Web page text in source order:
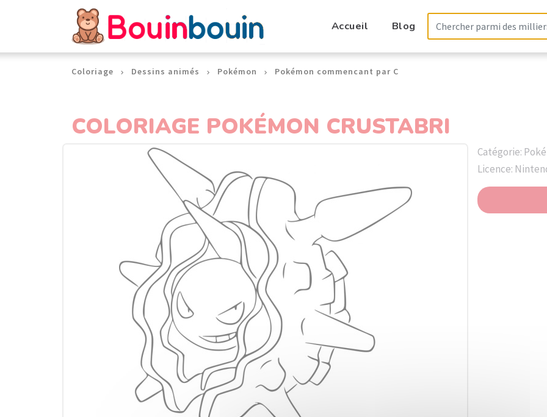
Accueil Blog
Coloriage Dessins animés Pokémon Pokémon commencant par C
COLORIAGE POKÉMON CRUSTABRI
Catégorie:
Licence:
Panneau de gestion des cookies